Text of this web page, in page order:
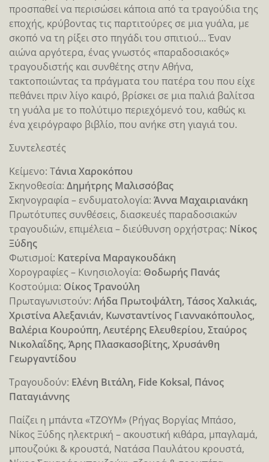
προσπαθεί να περισώσει κάποια από τα τραγούδια της
εποχής, κρύβοντας τις παρτιτούρες σε μια γυάλα, με
σκοπό να τη ρίξει στο πηγάδι του σπιτιού… Έναν
αιώνα αργότερα, ένας γνωστός «παραδοσιακός»
τραγουδιστής και συνθέτης στην Αθήνα,
τακτοποιώντας τα πράγματα του πατέρα του που είχε
πεθάνει πριν λίγο καιρό, βρίσκει σε μια παλιά βαλίτσα
τη γυάλα με το πολύτιμο περιεχόμενό του, καθώς κι
ένα χειρόγραφο βιβλίο, που ανήκε στη γιαγιά του.
Συντελεστές
Κείμενο: Τάνια Χαροκόπου
Σκηνοθεσία: Δημήτρης Μαλισσόβας
Σκηνογραφία – ενδυματολογία: Άννα Μαχαιριανάκη
Πρωτότυπες συνθέσεις, διασκευές παραδοσιακών
τραγουδιών, επιμέλεια – διεύθυνση ορχήστρας: Νίκος
Ξύδης
Φωτισμοί: Κατερίνα Μαραγκουδάκη
Χορογραφίες – Κινησιολογία: Θοδωρής Πανάς
Κοστούμια: Οίκος Τρανούλη
Πρωταγωνιστούν: Λήδα Πρωτοψάλτη, Τάσος Χαλκιάς,
Χριστίνα Αλεξανιάν, Κωνσταντίνος Γιαννακόπουλος,
Βαλέρια Κουρούπη, Λευτέρης Ελευθερίου, Σταύρος
Νικολαΐδης, Άρης Πλασκασοβίτης, Χρυσάνθη
Γεωργαντίδου
Τραγουδούν: Ελένη Βιτάλη, Fide Koksal, Πάνος
Παταγιάννης
Παίζει η μπάντα «ΤΖΟΥΜ» (Ρήγας Βοργίας Μπάσο,
Νίκος Ξύδης ηλεκτρική – ακουστική κιθάρα, μπαγλαμά,
μπουζούκι & κρουστά, Νατάσα Παυλάτου κρουστά,